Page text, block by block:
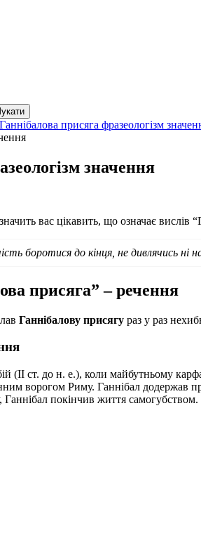
Ганнібалова присяга фразеологізм
значення
вас цікавить, що означає вислів
боротися до кінця, не дивлячись ні
присяга” – речення
Ганнібалову присягу раз у раз
(II ст. до н. е.), коли майбутньому
ворогом Риму. Ганнібал додержав
покінчив життя самогубством.